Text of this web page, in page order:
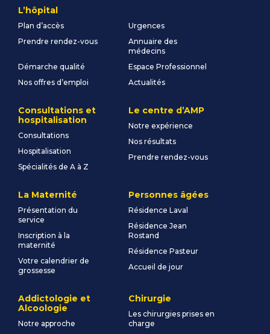
L’hôpital
Plan d’accès
Urgences
Prendre rendez-vous
Annuaire des
médecins
Démarche qualité
Espace Professionnel
Nos offres d’emploi
Actualités
Consultations et
hospitalisation
Consultations
Hospitalisation
Spécialités de A à Z
Le centre d’AMP
Notre expérience
Nos résultats
Prendre rendez-vous
La Maternité
Présentation du
service
Inscription à la
maternité
Votre calendrier de
grossesse
Personnes âgées
Résidence Laval
Résidence Jean
Rostand
Résidence Pasteur
Accueil de jour
Addictologie et
Alcoologie
Notre approche
Chirurgie
Les chirurgies prises en
charge